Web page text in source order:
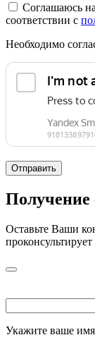
Соглашаюсь
соответствии с
Необходимо
Отправить
Получение
Оставьте Ваши
Укажите ваше